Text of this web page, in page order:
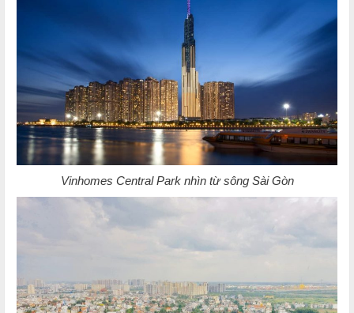
Vinhomes Central Park nhìn từ sông Sài Gòn